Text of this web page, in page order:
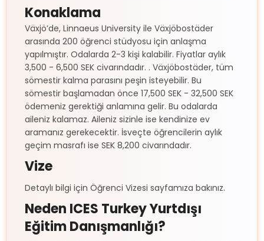
International
Context
Mathematics and
Modelling
15.340€
Electrical
Engineering
15.340€
Konaklama
Växjö’de, Linnaeus University ile Växjöbostäder
arasında 200 öğrenci stüdyosu için anlaşma
yapılmıştır. Odalarda 2-3 kişi kalabilir. Fiyatlar aylık
3,500 - 6,500 SEK civarındadır. . Växjöbostäder, tüm
sömestir kalma parasını peşin isteyebilir. Bu
sömestir başlamadan önce 17,500 SEK - 32,500 SEK
ödemeniz gerektiği anlamına gelir. Bu odalarda
aileniz kalamaz. Aileniz sizinle ise kendinize ev
aramanız gerekecektir. İsveçte öğrencilerin aylık
geçim masrafı ise SEK 8,200 civarındadır.
Vize
Detaylı bilgi için Öğrenci Vizesi sayfamıza bakınız.
Neden ICES Turkey Yurtdışı
Eğitim Danışmanlığı?